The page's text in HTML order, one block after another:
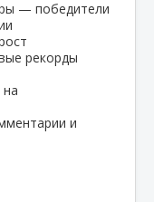
— победители
рекорды
на
и